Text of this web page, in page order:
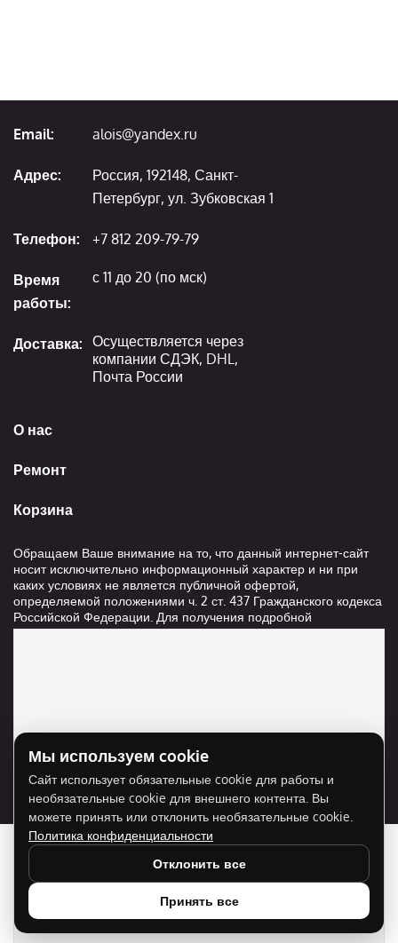
О нас
Ремонт
Корзина
Email: alois@yandex.ru
Адрес:
Россия, 192148, Санкт-
Петербург, ул. Зубковская 1
Телефон: +7 812 209-79-79
Время
работы:
с 11 до 20 (по мск)
Доставка: Осуществляется через
компании СДЭК, DHL,
Почта России
Обращаем Ваше внимание на то, что данный интернет-сайт
носит исключительно информационный характер и ни при
каких условиях не является публичной офертой,
определяемой положениями ч. 2 ст. 437 Гражданского кодекса
Российской Федерации. Для получения подробной
информации о стоимости и сроках выполнения услуг,
Для отображения карты нужно разрешить
использование cookie для внешнего контента.
Разрешить cookie
Мы используем cookie
Сайт использует обязательные cookie для работы и
необязательные cookie для внешнего контента. Вы
можете принять или отклонить необязательные cookie.
Политика конфиденциальности
Отклонить все
Принять все